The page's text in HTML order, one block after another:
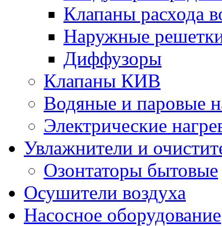
Клапаны расхода
Наружные
Диффузоры
Клапаны КИВ
Водяные и паровые
Электрические
Увлажнители и
Озонтаторы бытовые
Осушители воздуха
Насосное оборудование